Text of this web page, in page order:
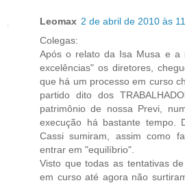
Leomax 2 de abril de 2010 às
Colegas:
Após o relato da Isa Musa e a
excelências" os diretores,
que há um processo em curso
partido dito dos
patrimônio de nossa Previ,
execução há bastante tempo.
Cassi sumiram, assim como
entrar em "equilíbrio".
Visto que todas as tentativas
em curso até agora não